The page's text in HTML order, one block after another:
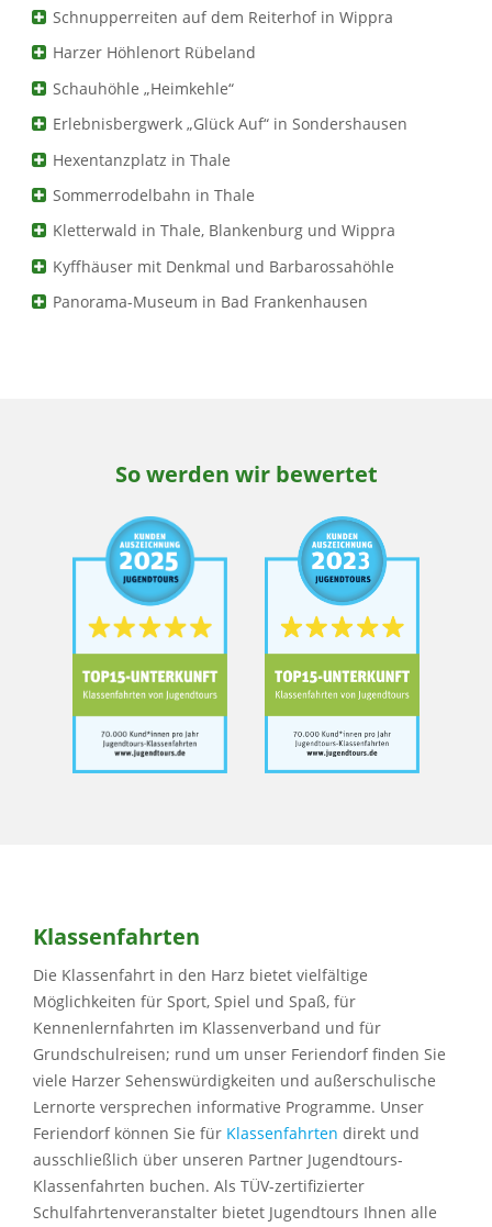
Schnupperreiten auf dem Reiterhof in Wippra
Harzer Höhlenort Rübeland
Schauhöhle „Heimkehle“
Erlebnisbergwerk „Glück Auf“ in Sondershausen
Hexentanzplatz in Thale
Sommerrodelbahn in Thale
Kletterwald in Thale, Blankenburg und Wippra
Kyffhäuser mit Denkmal und Barbarossahöhle
Panorama-Museum in Bad Frankenhausen
So werden wir bewertet
Klassenfahrten
Die Klassenfahrt in den Harz bietet vielfältige
Möglichkeiten für Sport, Spiel und Spaß, für
Kennenlernfahrten im Klassenverband und für
Grundschulreisen; rund um unser Feriendorf finden Sie
viele Harzer Sehenswürdigkeiten und außerschulische
Lernorte versprechen informative Programme. Unser
Feriendorf können Sie für Klassenfahrten direkt und
ausschließlich über unseren Partner Jugendtours-
Klassenfahrten buchen. Als TÜV-zertifizierter
Schulfahrtenveranstalter bietet Jugendtours Ihnen alle